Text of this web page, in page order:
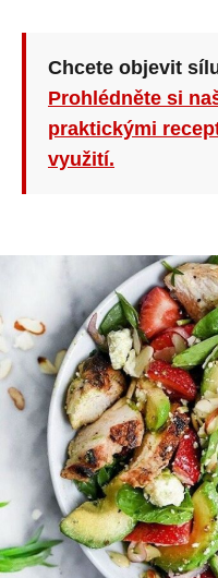
Chcete objevit
Prohlédněte si
praktickými
využití.